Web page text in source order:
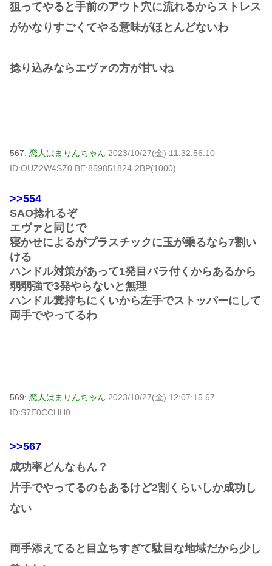
狙ってやると手前のアウト穴に流れるからストレス
がかなりすごくてやる意味がほとんどないわ
捻り込みならエヴァの方が甘いね
567: 恋人はまりんちゃん 2023/10/27(金) 11:32:56.10
ID:OUZ2W4SZ0 BE:859851824-2BP(1000)
>>554
SAO捻れるぞ
エヴァと同じで
寝かせによるがプラスチックに玉が乗るなら7割い
ける
ハンドル対策があって1発目バラ付くからあるから
弱弱強で3発やらないと無理
ハンドル糞持ちにくいから左手でストッパーにして
両手でやってるわ
569: 恋人はまりんちゃん 2023/10/27(金) 12:07:15.67
ID:S7E0CCHH0
>>567
成功率どんなもん？
片手でやってるのもあるけど2割くらいしか成功し
ない
両手添えてると目立ちすぎて駄目な地域だから少し